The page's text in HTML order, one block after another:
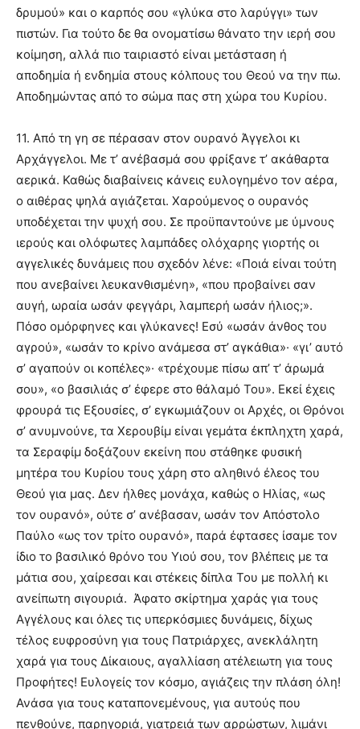
δρυμού» και ο καρπός σου «γλύκα στο λαρύγγι» των
πιστών. Για τούτο δε θα ονοματίσω θάνατο την ιερή σου
κοίμηση, αλλά πιο ταιριαστό είναι μετάσταση ή
αποδημία ή ενδημία στους κόλπους του Θεού να την πω.
Αποδημώντας από το σώμα πας στη χώρα του Κυρίου.
11. Από τη γη σε πέρασαν στον ουρανό Άγγελοι κι
Αρχάγγελοι. Με τ’ ανέβασμά σου φρίξανε τ’ ακάθαρτα
αερικά. Καθώς διαβαίνεις κάνεις ευλογημένο τον αέρα,
ο αιθέρας ψηλά αγιάζεται. Χαρούμενος ο ουρανός
υποδέχεται την ψυχή σου. Σε προϋπαντούνε με ύμνους
ιερούς και ολόφωτες λαμπάδες ολόχαρης γιορτής οι
αγγελικές δυνάμεις που σχεδόν λένε: «Ποιά είναι τούτη
που ανεβαίνει λευκανθισμένη», «που προβαίνει σαν
αυγή, ωραία ωσάν φεγγάρι, λαμπερή ωσάν ήλιος;».
Πόσο ομόρφηνες και γλύκανες! Εσύ «ωσάν άνθος του
αγρού», «ωσάν το κρίνο ανάμεσα στ’ αγκάθια»· «γι’ αυτό
σ’ αγαπούν οι κοπέλες»· «τρέχουμε πίσω απ’ τ’ άρωμά
σου», «ο βασιλιάς σ’ έφερε στο θάλαμό Του». Εκεί έχεις
φρουρά τις Εξουσίες, σ’ εγκωμιάζουν οι Αρχές, οι Θρόνοι
σ’ ανυμνούνε, τα Χερουβίμ είναι γεμάτα έκπληχτη χαρά,
τα Σεραφίμ δοξάζουν εκείνη που στάθηκε φυσική
μητέρα του Κυρίου τους χάρη στο αληθινό έλεος του
Θεού για μας. Δεν ήλθες μονάχα, καθώς ο Ηλίας, «ως
τον ουρανό», ούτε σ’ ανέβασαν, ωσάν τον Απόστολο
Παύλο «ως τον τρίτο ουρανό», παρά έφτασες ίσαμε τον
ίδιο το βασιλικό θρόνο του Υιού σου, τον βλέπεις με τα
μάτια σου, χαίρεσαι και στέκεις δίπλα Του με πολλή κι
ανείπωτη σιγουριά. Άφατο σκίρτημα χαράς για τους
Αγγέλους και όλες τις υπερκόσμιες δυνάμεις, δίχως
τέλος ευφροσύνη για τους Πατριάρχες, ανεκλάλητη
χαρά για τους Δίκαιους, αγαλλίαση ατέλειωτη για τους
Προφήτες! Ευλογείς τον κόσμο, αγιάζεις την πλάση όλη!
Ανάσα για τους καταπονεμένους, για αυτούς που
πενθούνε, παρηγοριά, γιατρειά των αρρώστων, λιμάνι